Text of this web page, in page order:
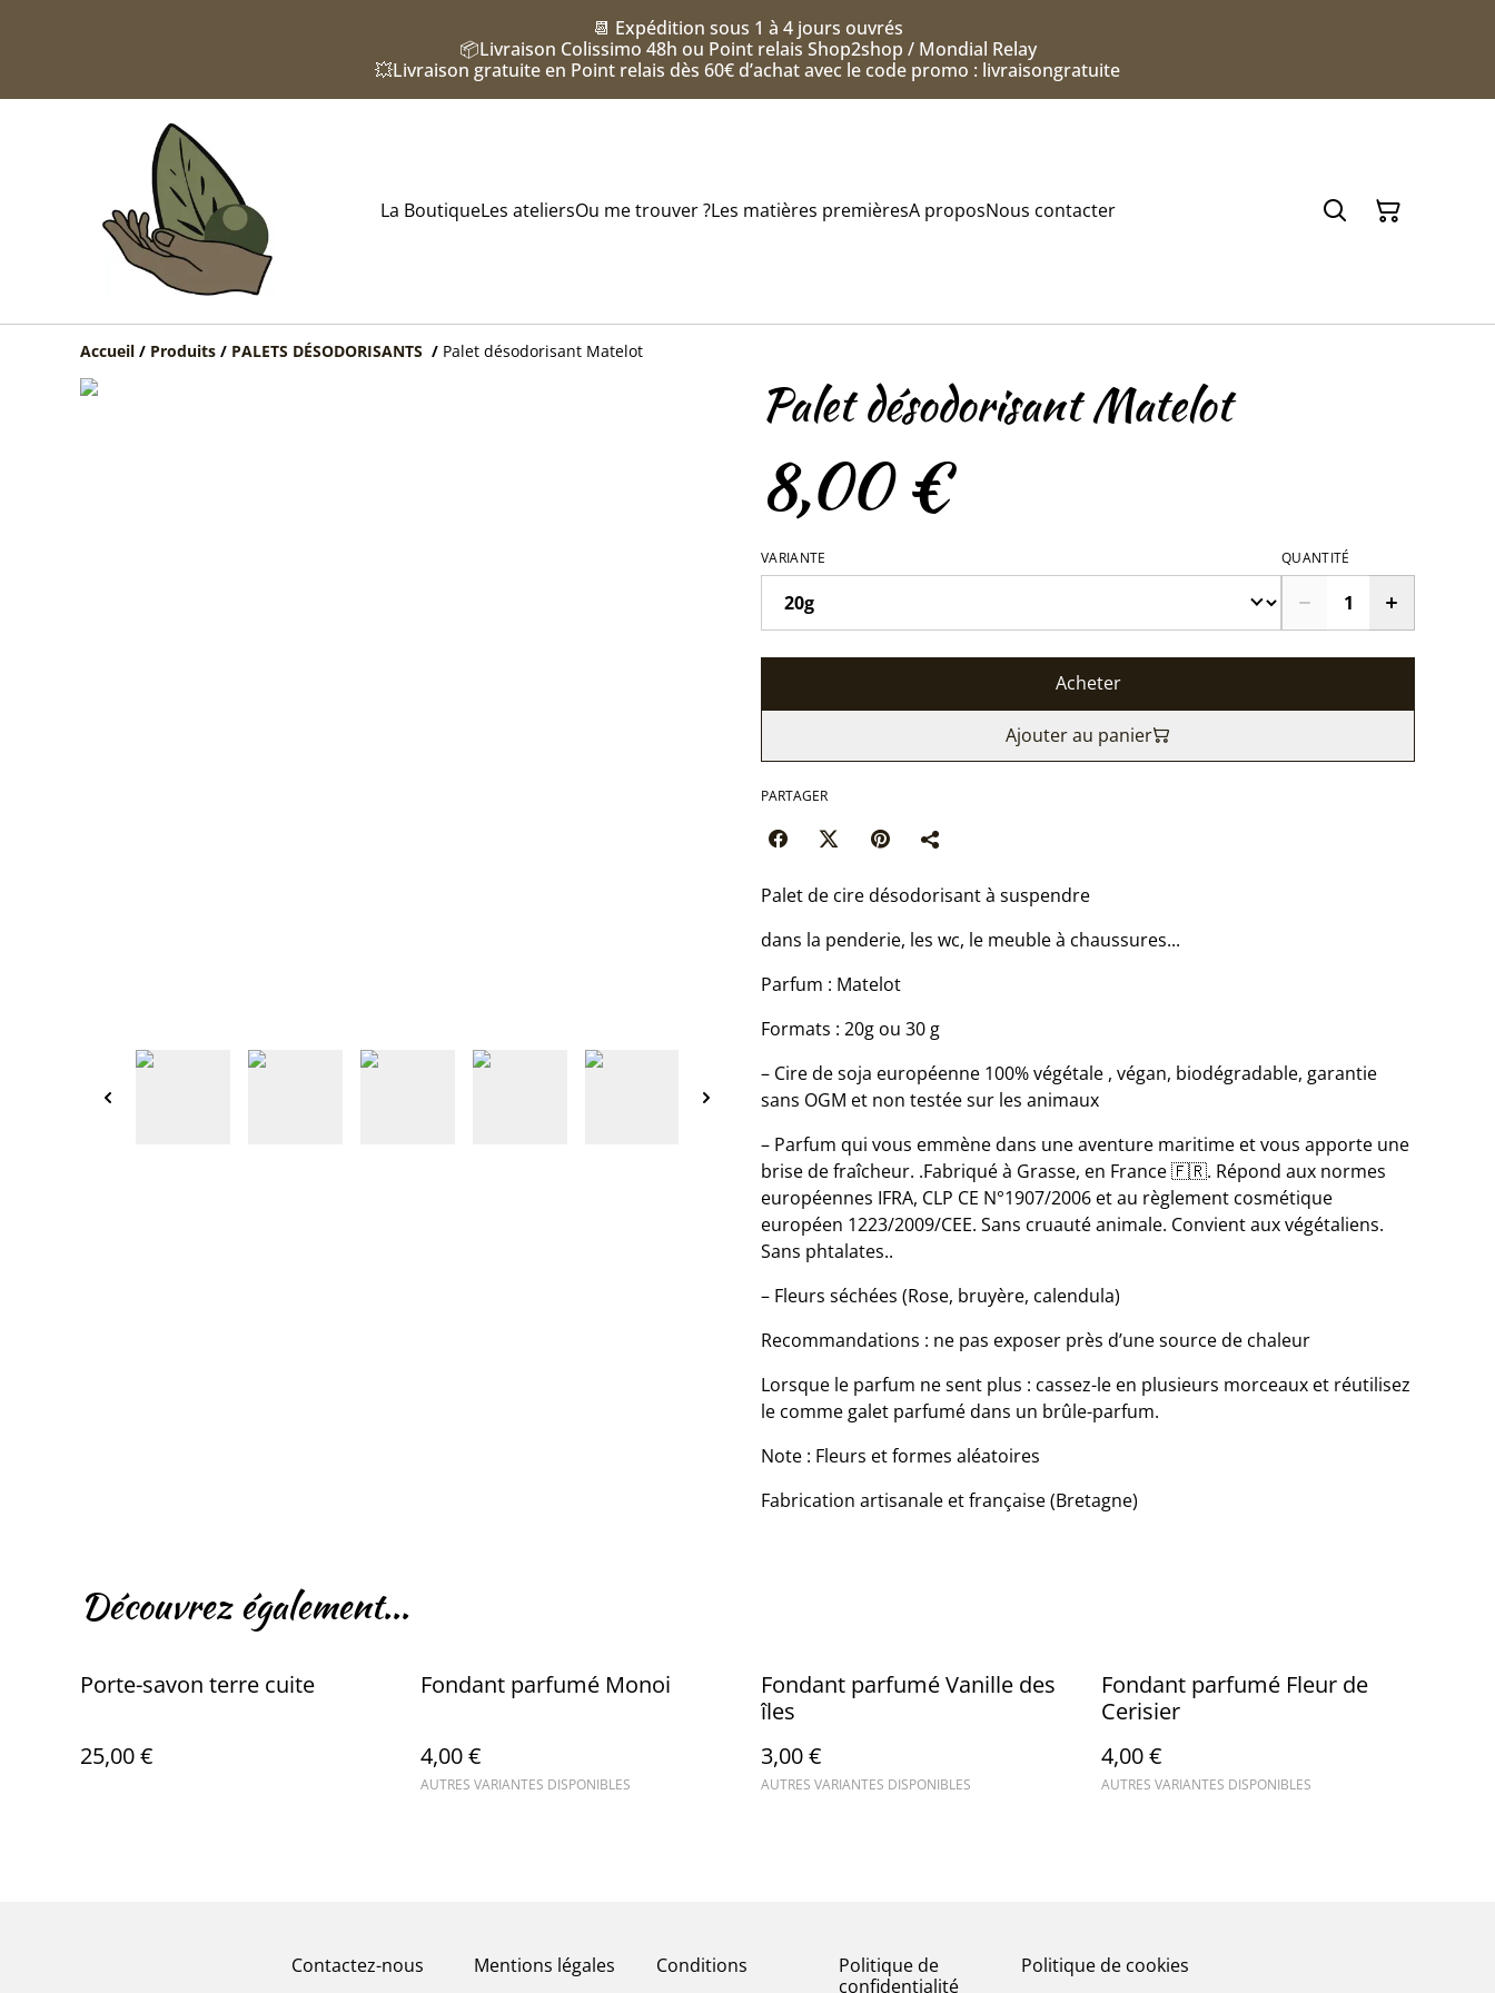
📆 Expédition sous 1 à 4 jours ouvrés
📦Livraison Colissimo 48h ou Point relais Shop2shop / Mondial Relay
💥Livraison gratuite en Point relais dès 60€ d’achat avec le code promo : livraisongratuite
La BoutiqueLes ateliersOu me trouver ?Les matières premièresA proposNous contacter
Accueil / Produits / PALETS DÉSODORISANTS / Palet désodorisant Matelot
Palet désodorisant Matelot
8,00 €
VARIANTE QUANTITÉ
Acheter
Ajouter au panier
PARTAGER
Palet de cire désodorisant à suspendre
dans la penderie, les wc, le meuble à chaussures...
Parfum : Matelot
Formats : 20g ou 30 g
– Cire de soja européenne 100% végétale , végan, biodégradable, garantie
sans OGM et non testée sur les animaux
– Parfum qui vous emmène dans une aventure maritime et vous apporte une
brise de fraîcheur. .Fabriqué à Grasse, en France 🇫🇷. Répond aux normes
européennes IFRA, CLP CE N°1907/2006 et au règlement cosmétique
européen 1223/2009/CEE. Sans cruauté animale. Convient aux végétaliens.
Sans phtalates..
– Fleurs séchées (Rose, bruyère, calendula)
Recommandations : ne pas exposer près d’une source de chaleur
Lorsque le parfum ne sent plus : cassez-le en plusieurs morceaux et réutilisez
le comme galet parfumé dans un brûle-parfum.
Note : Fleurs et formes aléatoires
Fabrication artisanale et française (Bretagne)
Découvrez également...
Porte-savon terre cuite
25,00 €
Fondant parfumé Monoi
4,00 €
AUTRES VARIANTES DISPONIBLES
Fondant parfumé Vanille des
îles
3,00 €
AUTRES VARIANTES DISPONIBLES
Fondant parfumé Fleur de
Cerisier
4,00 €
AUTRES VARIANTES DISPONIBLES
Contactez-nous Mentions légales Conditions
Politique de
confidentialité
Politique de cookies